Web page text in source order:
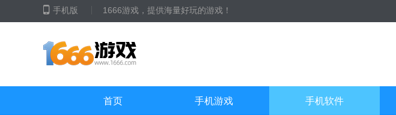
手机版 1666游戏，提供海量好玩的游戏！
首页 手机游戏 手机软件